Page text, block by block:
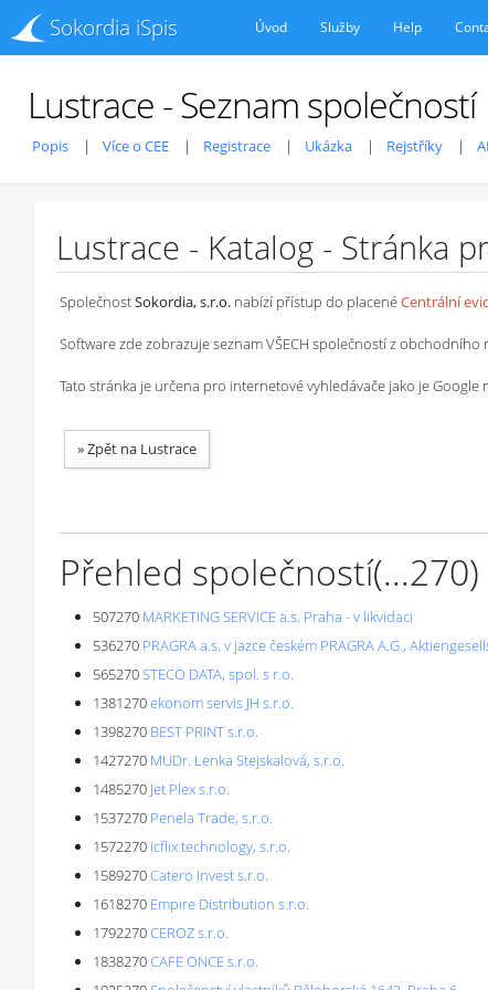
Sokordia iSpis Úvod Služby Help
Lustrace - Seznam společností
Popis Více o CEE Registrace Ukázka Rejstříky
Lustrace - Katalog - Stránka
SpolečnostSokordia, s.r.o. nabízí přístup do placenéCentrální
Software zde zobrazuje seznam VŠECH společností z
Tato stránka je určena pro internetové vyhledávače jako je Google
»Zpět na Lustrace
Přehled společností(...270)
507270 MARKETING SERVICE a.s. Praha - v likvidaci
536270 PRAGRA a.s. v jazce českém PRAGRA A.G.,
565270STECO DATA, spol. s r.o.
1381270ekonom servis JH s.r.o.
1398270 BEST PRINT s.r.o.
1427270 MUDr. Lenka Stejskalová, s.r.o.
1485270 Jet Plex s.r.o.
1537270 Penela Trade, s.r.o.
1572270 icflix technology, s.r.o.
1589270Catero Invest s.r.o.
1618270 Empire Distribution s.r.o.
1792270CEROZ s.r.o.
1838270CAFE ONCE s.r.o.